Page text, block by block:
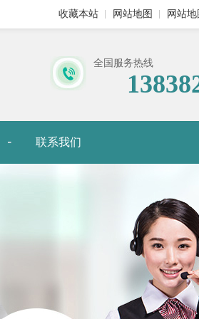
收藏本站 网站地图 网站地
全国服务热线
联系我们